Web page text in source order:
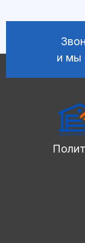
и мы